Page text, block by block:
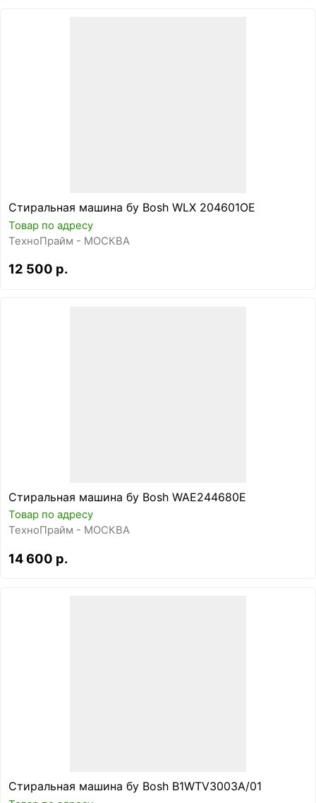
Стиральная машина бу Bosh WLX 204601OE
Товар по адресу
ТехноПрайм - МОСКВА
12 500 р.
Стиральная машина бу Bosh WAE244680E
Товар по адресу
ТехноПрайм - МОСКВА
14 600 р.
Стиральная машина бу Bosh B1WTV3003A/01